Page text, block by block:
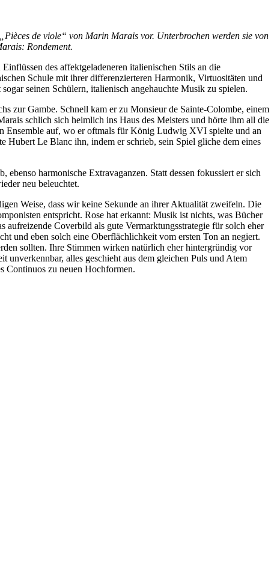
de viole“ von Marin Marais vor. Unterbrochen werden sie von
Rondement.
des affektgeladeneren italienischen Stils an die
Schule mit ihrer differenzierteren Harmonik, Virtuositäten und
seinen Schülern, italienisch angehauchte Musik zu spielen.
zur Gambe. Schnell kam er zu Monsieur de Sainte-Colombe, einem
schlich sich heimlich ins Haus des Meisters und hörte ihm all die
Ensemble auf, wo er oftmals für König Ludwig XVI spielte und an
Hubert Le Blanc ihn, indem er schrieb, sein Spiel gliche dem eines
harmonische Extravaganzen. Statt dessen fokussiert er sich
neu beleuchtet.
Weise, dass wir keine Sekunde an ihrer Aktualität zweifeln. Die
entspricht. Rose hat erkannt: Musik ist nichts, was Bücher
aufreizende Coverbild als gute Vermarktungsstrategie für solch eher
und eben solch eine Oberflächlichkeit vom ersten Ton an negiert.
sollten. Ihre Stimmen wirken natürlich eher hintergründig vor
unverkennbar, alles geschieht aus dem gleichen Puls und Atem
Continuos zu neuen Hochformen.